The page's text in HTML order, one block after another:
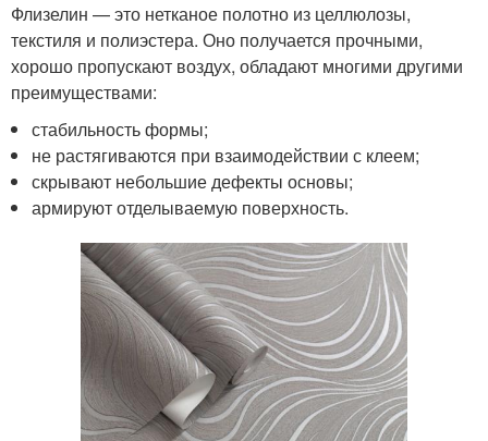
Флизелин — это нетканое полотно из целлюлозы,
текстиля и полиэстера. Оно получается прочными,
хорошо пропускают воздух, обладают многими другими
преимуществами:
стабильность формы;
не растягиваются при взаимодействии с клеем;
скрывают небольшие дефекты основы;
армируют отделываемую поверхность.